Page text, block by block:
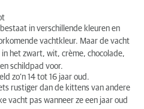
in verschillende kleuren en
vachtkleur. Maar de vacht
het zwart, wit, crème, chocolade,
schildpad voor.
zo’n 14 tot 16 jaar oud.
rustiger dan de kittens van andere
vacht pas wanneer ze een jaar oud